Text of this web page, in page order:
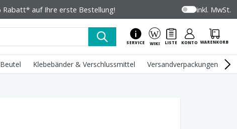
Rabatt* auf Ihre erste Bestellung! inkl. MwSt.
SERVICE WIKI LISTE KONTO WARENKORB
Klebebänder & Verschlussmittel Versandverpackungen